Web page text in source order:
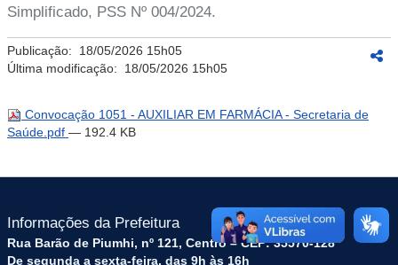
Simplificado, PSS Nº 004/2024.
Publicação: 18/05/2026 15h05
Última modificação: 18/05/2026 15h05
Convocação 1051 - AUXILIAR EM FARMÁCIA - Secretaria de
Saúde.pdf — 192.4 KB
Informações da Prefeitura
Rua Barão de Piumhi, nº 121, Centro – CEP: 35570-128
De segunda a sexta-feira, das 9h às 16h